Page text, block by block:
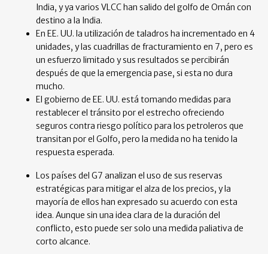
India, y ya varios VLCC han salido del golfo de Omán con
destino a la India.
En EE. UU. la utilización de taladros ha incrementado en 4
unidades, y las cuadrillas de fracturamiento en 7, pero es
un esfuerzo limitado y sus resultados se percibirán
después de que la emergencia pase, si esta no dura
mucho.
El gobierno de EE. UU. está tomando medidas para
restablecer el tránsito por el estrecho ofreciendo
seguros contra riesgo político para los petroleros que
transitan por el Golfo, pero la medida no ha tenido la
respuesta esperada.
Los países del G7 analizan el uso de sus reservas
estratégicas para mitigar el alza de los precios, y la
mayoría de ellos han expresado su acuerdo con esta
idea. Aunque sin una idea clara de la duración del
conflicto, esto puede ser solo una medida paliativa de
corto alcance.